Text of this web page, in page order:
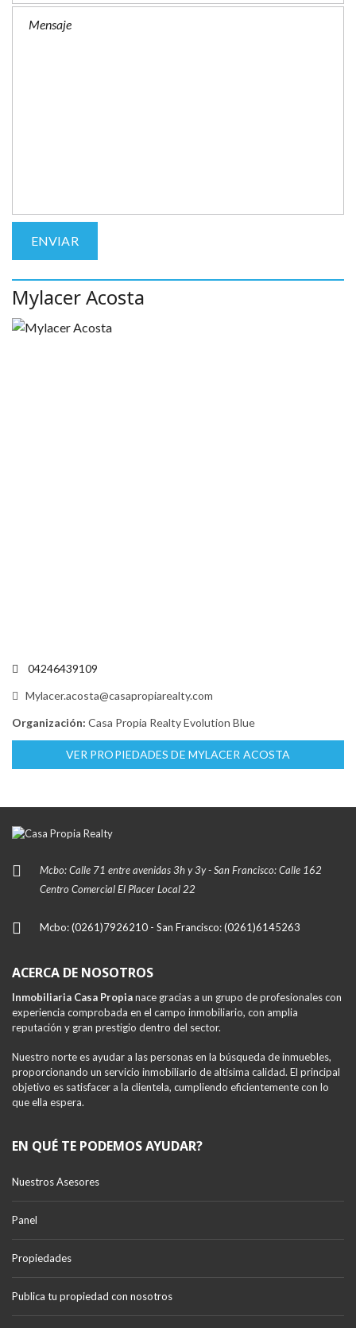
Mylacer Acosta
04246439109
Mylacer.acosta@casapropiarealty.com
Organización: Casa Propia Realty Evolution Blue
VER PROPIEDADES DE MYLACER ACOSTA
Mcbo: Calle 71 entre avenidas 3h y 3y - San Francisco: Calle 162
Centro Comercial El Placer Local 22
Mcbo: (0261)7926210 - San Francisco: (0261)6145263
ACERCA DE NOSOTROS
Inmobiliaria Casa Propianace gracias a un grupo de profesionales con
experiencia comprobada en el campo inmobiliario, con amplia
reputación y gran prestigio dentro del sector.
Nuestro norte es ayudar a las personas en la búsqueda de inmuebles,
proporcionando un servicio inmobiliario de altísima calidad. El principal
objetivo es satisfacer a la clientela, cumpliendo eficientemente con lo
que ella espera.
EN QUÉ TE PODEMOS AYUDAR?
Nuestros Asesores
Panel
Propiedades
Publica tu propiedad con nosotros